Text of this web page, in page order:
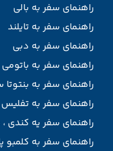
راهنمای سفر به بالی
راهنمای سفر به تایلند
راهنمای سفر به دبی
راهنمای سفر به باتومی
راهنمای سفر به بنتوتا
راهنمای سفر به تفلیس
راهنمای سفر یه کندی ،
راهنمای سفر به کلمبو